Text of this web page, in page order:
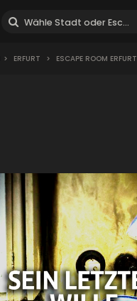
> ERFURT > ESCAPE ROOM ERFURT